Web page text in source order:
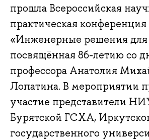
прошла Всероссийская
практическая конференция
«Инженерные решения
посвящённая 86-летию со
профессора Анатолия
Лопатина. В мероприятии
участие представители
Бурятской ГСХА,
государственного